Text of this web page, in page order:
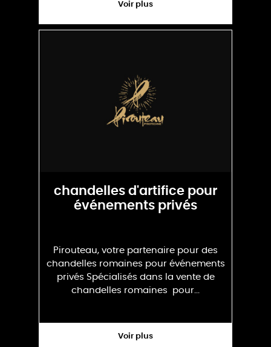
Voir plus
chandelles d'artifice pour
événements privés
Pirouteau, votre partenaire pour des
chandelles romaines pour événements
privés Spécialisés dans la vente de
chandelles romaines pour...
Voir plus